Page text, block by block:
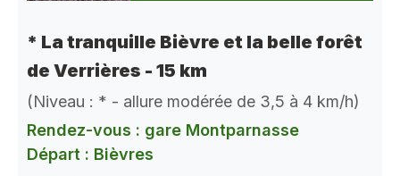
* La tranquille Bièvre et la belle forêt
de Verrières - 15 km
(Niveau : * - allure modérée de 3,5 à 4 km/h)
Rendez-vous : gare Montparnasse
Départ : Bièvres